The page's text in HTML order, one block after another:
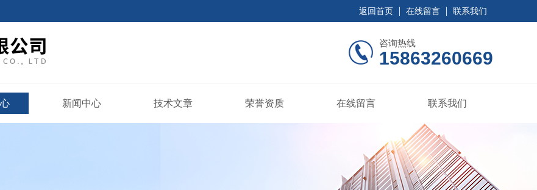
返回首页 在线留言 联系我们
咨询热线
15863260669
新闻中心 技术文章 荣誉资质 在线留言 联系我们